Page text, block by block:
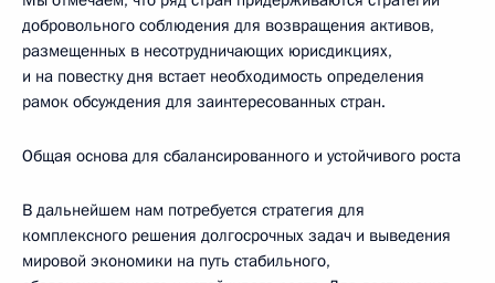
добровольного соблюдения для возвращения активов,
размещенных в несотрудничающих юрисдикциях,
и на повестку дня встает необходимость определения
рамок обсуждения для заинтересованных стран.
Общая основа для сбалансированного и устойчивого роста
В дальнейшем нам потребуется стратегия для
комплексного решения долгосрочных задач и выведения
мировой экономики на путь стабильного,